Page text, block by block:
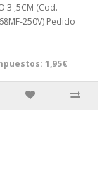
3 ,5CM (Cod. -
250V) Pedido
1,95€